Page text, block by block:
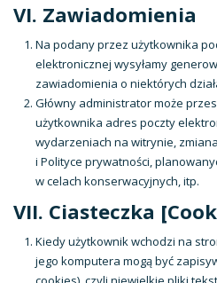
VI. Zawiadomienia
Na podany przez użytkownika
elektronicznej wysyłamy
zawiadomienia o niektórych
Główny administrator może
użytkownika adres poczty
wydarzeniach na witrynie,
i Polityce prywatności,
w celach konserwacyjnych, itp.
VII. Ciasteczka
Kiedy użytkownik wchodzi na
jego komputera mogą być